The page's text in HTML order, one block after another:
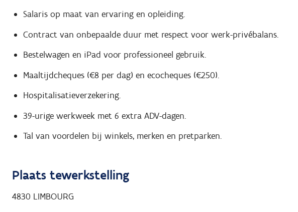
Salaris op maat van ervaring en opleiding.
Contract van onbepaalde duur met respect voor werk-privébalans.
Bestelwagen en iPad voor professioneel gebruik.
Maaltijdcheques (€8 per dag) en ecocheques (€250).
Hospitalisatieverzekering.
39-urige werkweek met 6 extra ADV-dagen.
Tal van voordelen bij winkels, merken en pretparken.
Plaats tewerkstelling
4830 LIMBOURG